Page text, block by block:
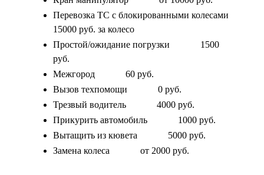
Перевозка ТС с блокированными колесами
15000 руб. за колесо
Простой/ожидание погрузки
1500
руб.
Межгород
60 руб.
Вызов техпомощи
0 руб.
Трезвый водитель
4000 руб.
Прикурить автомобиль
1000 руб.
Вытащить из кювета
5000 руб.
Замена колеса
от 2000 руб.